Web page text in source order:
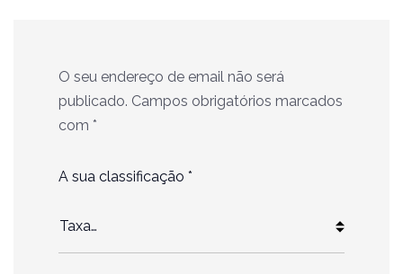
O seu endereço de email não será
publicado. Campos obrigatórios marcados
com *
A sua classificação *